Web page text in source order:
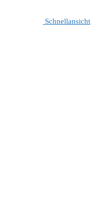
Schnellansicht